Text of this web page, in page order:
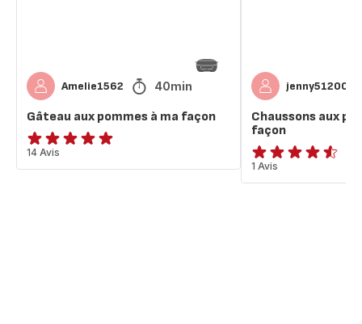
Amelie1562 40min
Gâteau aux pommes à ma façon
Avis
5
14 Avis
jenny51200
Chaussons aux
façon
ratings.4.5
1 Avis